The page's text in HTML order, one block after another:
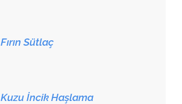
Fırın Sütlaç
Kuzu İncik Haşlama